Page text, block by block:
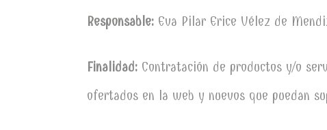
Responsable: Eva Pilar Erice Vélez de
Finalidad: Contratación de productos y/o
ofertados en la web y nuevos que puedan